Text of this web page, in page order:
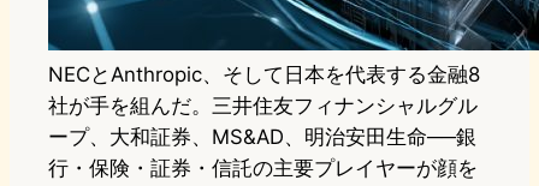
NECとAnthropic、そして日本を代表する金融8
社が手を組んだ。三井住友フィナンシャルグル
ープ、大和証券、MS&AD、明治安田生命──銀
行・保険・証券・信託の主要プレイヤーが顔を